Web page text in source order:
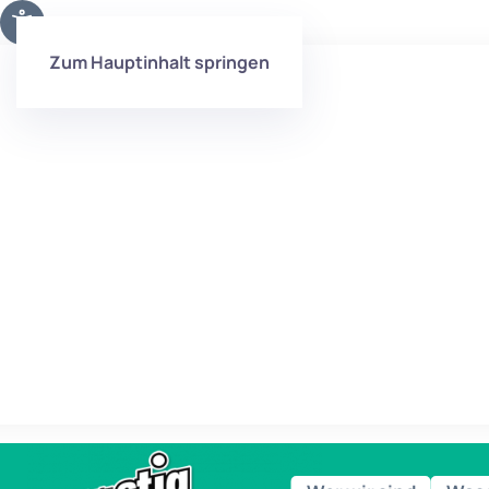
Zum Hauptinhalt springen
Mit der knapp 70-seitigen, lebendig
geschriebenen Veröffentlichung werben wir für